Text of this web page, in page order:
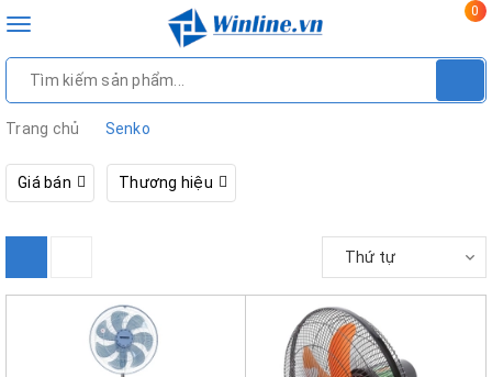
Toggle
0
Trang chủ Senko
Giá bán Thương hiệu
Thứ tự